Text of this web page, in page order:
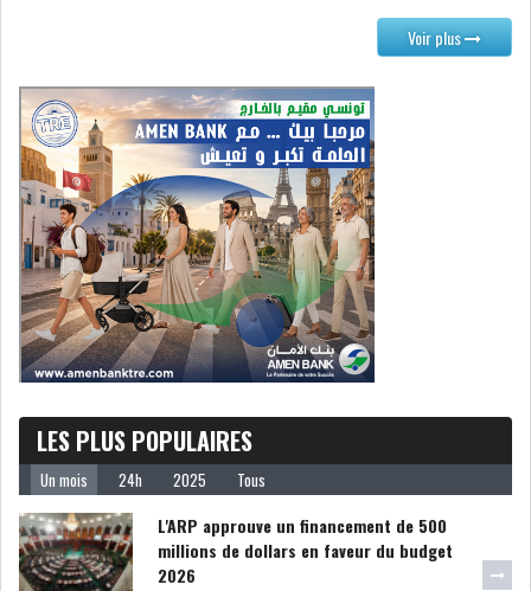
ACTUALITÉS
GOUVERNEMENT
DIVERS
ASSEMBLÉE DES
REPRÉSENTANTS DU
PEUPLE (ARP)
SAIED LIMOGE LA MINISTRE DE
L'INDUS...
MINISTRE DE L'ÉQU...
SARRA ZAAFRANI ZENZRI
NOUVELLE CHEFFE DU...
Voir plus
LES PLUS POPULAIRES
Un mois 24h 2025 Tous
L'ARP approuve un financement de 500
millions de dollars en faveur du budget
2026